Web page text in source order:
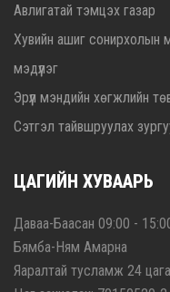
Авлигатай тэмцэх газар
Хувийн ашиг сонирхолын
мэдүүлэг
Эрүүл мэндийн хөгжлийн
Сэтгэл тайвшруулах
ЦАГИЙН ХУВААРЬ
Даваа-Баасан 09:00 -
Бямба-Ням Амарна
Яаралтай тусламж 24